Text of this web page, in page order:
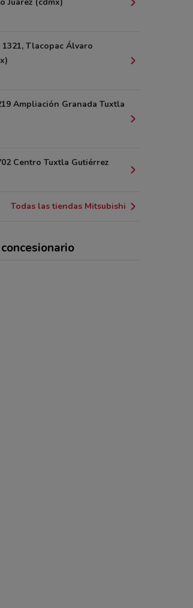
Tlacopac Álvaro
Ampliación Granada Tuxtla
Centro Tuxtla Gutiérrez
Todas las tiendas Mitsubishi